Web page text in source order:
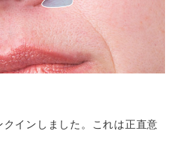
クインしました。これは正直意